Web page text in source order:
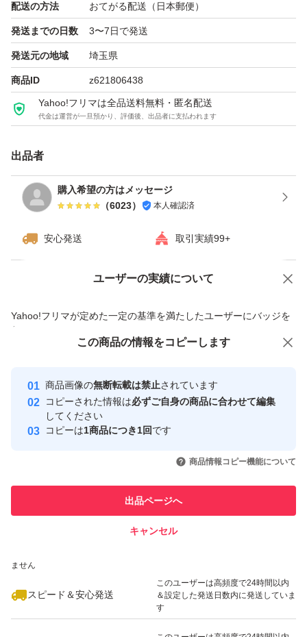
配送の方法 おてがる配送（日本郵便）
発送までの日数 3〜7日で発送
発送元の地域 埼玉県
商品ID z621806438
Yahoo!フリマは全品送料無料・匿名配送
代金は運営が一旦預かり、評価後、出品者に支払われます
出品者
購入希望の方はメッセージ
（6023） 本人確認済
安心発送 取引実績99+
ユーザーの実績について
Yahoo!フリマが定めた一定の基準を満たしたユーザーにバッジを
付与しています
安心取引出品者
心・安全なユーザーです
取引実績
引を完了させた実績があります
での取引実績があります
ません
スピード＆安心発送
このユーザーは高頻度で24時間以内
＆設定した発送日数内に発送していま
す
価格の相談 商品への質問
この商品の情報をコピーします
商品画像の無断転載は禁止されています
コピーされた情報は必ずご自身の商品に合わせて編集
してください
コピーは1商品につき1回です
商品情報コピー機能について
出品ページへ
キャンセル
この商品をみている人にオススメ